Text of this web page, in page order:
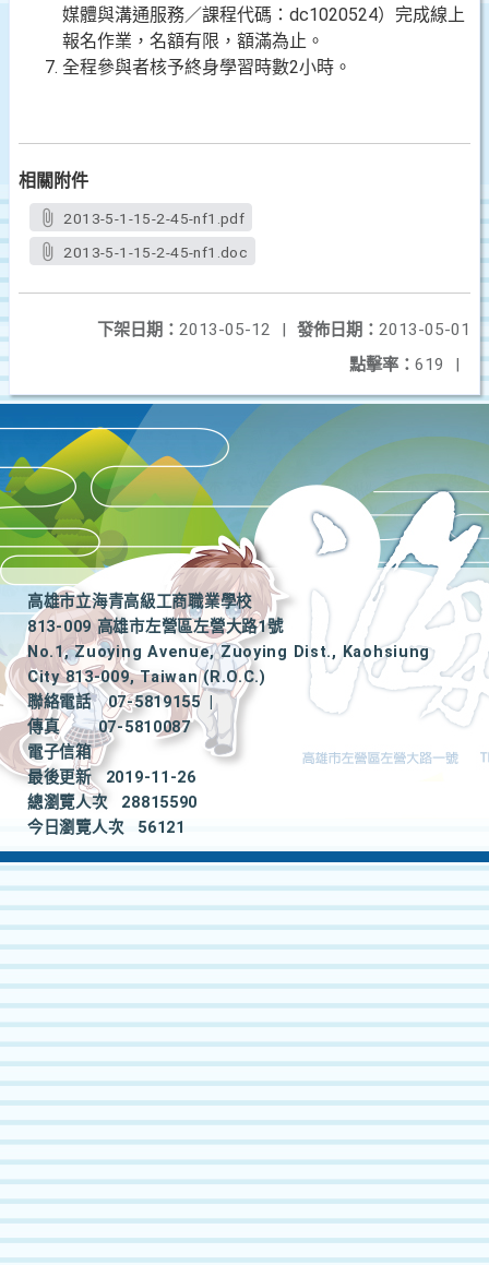
媒體與溝通服務／課程代碼：dc1020524）完成線上
報名作業，名額有限，額滿為止。
全程參與者核予終身學習時數2小時。
相關附件
2013-5-1-15-2-45-nf1.pdf
2013-5-1-15-2-45-nf1.doc
發佈日期： 2013-05-01
下架日期： 2013-05-12
|
點擊率： 619 |
高雄市立海青高級工商職業學校
813-009 高雄市左營區左營大路1號
No.1, Zuoying Avenue, Zuoying Dist., Kaohsiung
City 813-009, Taiwan (R.O.C.)
聯絡電話
07-5819155
|
傳真
07-5810087
電子信箱
最後更新
2019-11-26
總瀏覽人次
28815590
今日瀏覽人次
56121